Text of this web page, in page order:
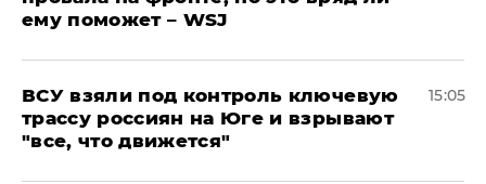
ему поможет – WSJ
ВСУ взяли под контроль ключевую
трассу россиян на Юге и взрывают
"все, что движется"
15:05